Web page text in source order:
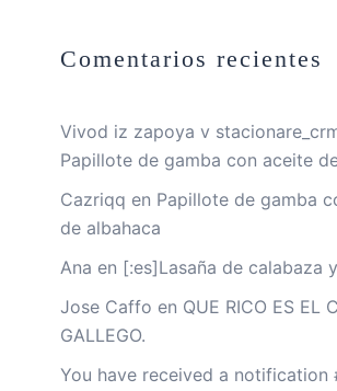
Comentarios recientes
Vivod iz zapoya v
Papillote de gamba con aceite
Cazriqq en Papillote de gamba
de albahaca
Ana en [:es]Lasaña de calabaza
Jose Caffo en QUE RICO ES EL
GALLEGO.
You have received a notification